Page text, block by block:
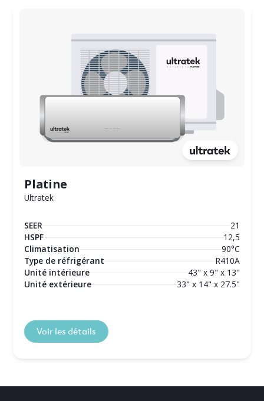
Platine
Ultratek
SEER
21
HSPF
12,5
Climatisation
90°C
Type de réfrigérant
R410A
Unité intérieure
43" x 9" x 13"
Unité extérieure
33" x 14" x 27.5"
Voir les détails